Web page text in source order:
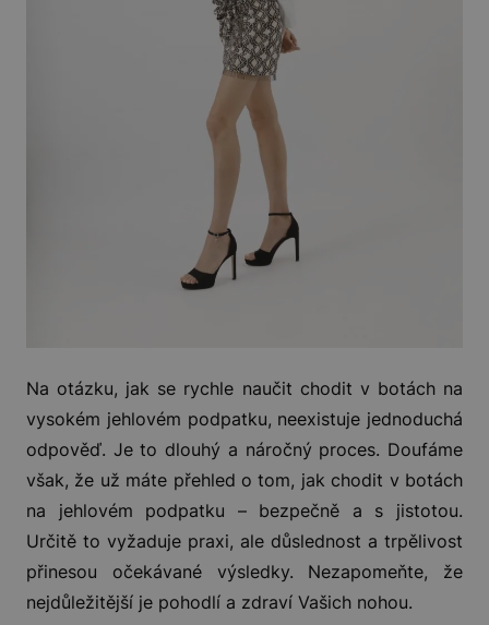
Na otázku, jak se rychle naučit chodit v botách na
vysokém jehlovém podpatku, neexistuje jednoduchá
odpověď. Je to dlouhý a náročný proces. Doufáme
však, že už máte přehled o tom, jak chodit v botách
na jehlovém podpatku – bezpečně a s jistotou.
Určitě to vyžaduje praxi, ale důslednost a trpělivost
přinesou očekávané výsledky. Nezapomeňte, že
nejdůležitější je pohodlí a zdraví Vašich nohou.